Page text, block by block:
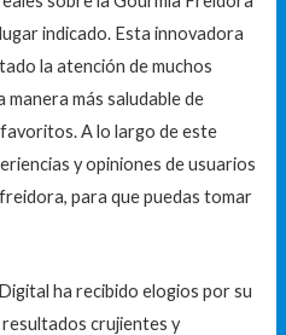
indicado. Esta innovadora
la atención de muchos
manera más saludable de
A lo largo de este
y opiniones de usuarios
para que puedas tomar
ha recibido elogios por su
crujientes y